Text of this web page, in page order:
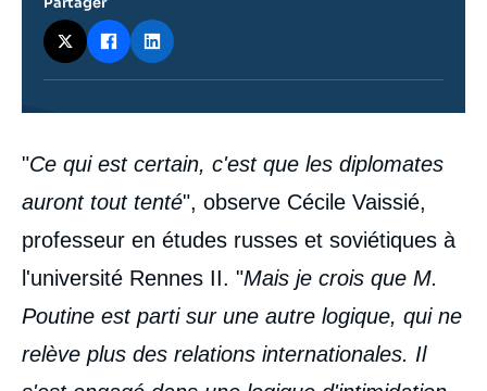
Contenu
intervention
médiatique
"Ce qui est certain, c'est que les diplomates
auront tout tenté", observe Cécile Vaissié,
professeur en études russes et soviétiques à
l'université Rennes II. "Mais je crois que M.
Poutine est parti sur une autre logique, qui ne
relève plus des relations internationales. Il